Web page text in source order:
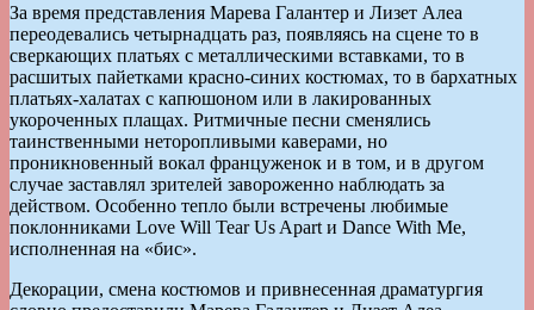
За время представления Марева Галантер и Лизет Алеа
переодевались четырнадцать раз, появляясь на сцене то в
сверкающих платьях с металлическими вставками, то в
расшитых пайетками красно-синих костюмах, то в бархатных
платьях-халатах с капюшоном или в лакированных
укороченных плащах. Ритмичные песни сменялись
таинственными неторопливыми каверами, но
проникновенный вокал француженок и в том, и в другом
случае заставлял зрителей завороженно наблюдать за
действом. Особенно тепло были встречены любимые
поклонниками Love Will Tear Us Apart и Dance With Me,
исполненная на «бис».
Декорации, смена костюмов и привнесенная драматургия